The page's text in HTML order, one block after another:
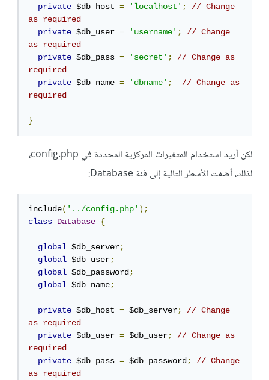
private $db_host = 'localhost';
// Change
as required
private $db_user = 'username';
// Change
as required
private $db_pass = 'secret';
// Change as
required
private $db_name = 'dbname';
// Change as
required
}
لكن أريد استخدام المتغيرات المركزية المحددة في config.php،
لذلك، أضفت الأسطر التالية إلى فئة Database:
include('../config.php');
class
Database {
global $db_server;
global $db_user;
global $db_password;
global $db_name;
private $db_host = $db_server;
// Change
as required
private $db_user = $db_user;
// Change as
required
private $db_pass = $db_password;
// Change
as required